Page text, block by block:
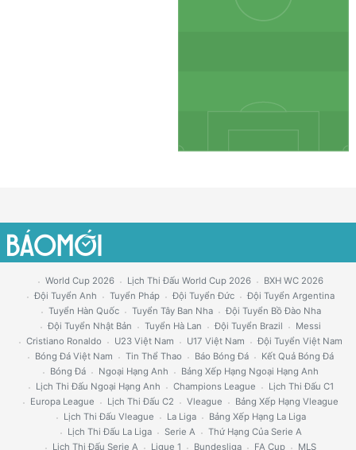
World Cup 2026 Lịch Thi Đấu World Cup 2026
BXH WC 2026
Đội Tuyển Anh
Tuyển Pháp Đội Tuyển Đức
Đội Tuyển Argentina
Tuyển Hàn Quốc
Tuyển Tây Ban Nha
Đội Tuyển Bồ Đào Nha
Đội Tuyển Nhật Bản
Tuyển Hà Lan Đội Tuyển Brazil
Messi
Cristiano Ronaldo
U23 Việt Nam U17 Việt Nam
Đội Tuyển Việt Nam
Bóng Đá Việt Nam
Tin Thể Thao Báo Bóng Đá
Kết Quả Bóng Đá
Bóng Đá
Ngoại Hạng Anh
Bảng Xếp Hạng Ngoại Hạng Anh
Lịch Thi Đấu Ngoại Hạng Anh
Champions League
Lịch Thi Đấu C1
Europa League
Lịch Thi Đấu C2 Vleague
Bảng Xếp Hạng Vleague
Lịch Thi Đấu Vleague
La Liga
Bảng Xếp Hạng La Liga
Lịch Thi Đấu La Liga
Serie A
Thứ Hạng Của Serie A
Lịch Thi Đấu Serie A
Ligue 1 Bundesliga FA Cup MLS